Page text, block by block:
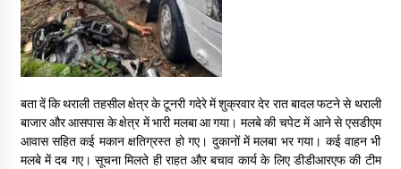
बता दें कि थराली तहसील क्षेत्र के टूनरी गदेरे में शुक्रवार देर रात बादल फटने से थराली
बाजार और आसपास के क्षेत्र में भारी मलबा आ गया। मलबे की चपेट में आने से एसडीएम
आवास सहित कई मकान क्षतिग्रस्त हो गए। दुकानों में मलबा भर गया। कई वाहन भी
मलबे में दब गए। सूचना मिलते ही राहत और बचाव कार्य के लिए डीडीआरएफ की टीम